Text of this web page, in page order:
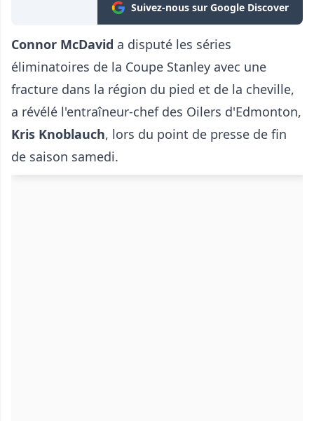
Suivez-nous sur Google Discover
Connor McDavid a disputé les séries
éliminatoires de la Coupe Stanley avec une
fracture dans la région du pied et de la cheville,
a révélé l'entraîneur-chef des Oilers d'Edmonton,
Kris Knoblauch, lors du point de presse de fin
de saison samedi.